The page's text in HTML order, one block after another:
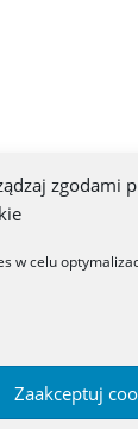
zgodami
w celu
Zaakceptuj